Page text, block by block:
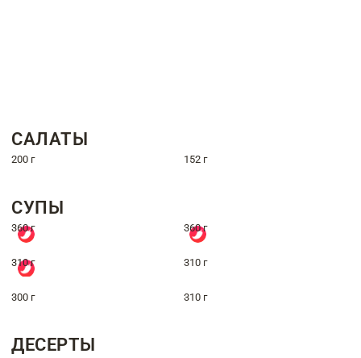
САЛАТЫ
200 г 152 г
СУПЫ
360 г 360 г
310 г 310 г
300 г 310 г
ДЕСЕРТЫ